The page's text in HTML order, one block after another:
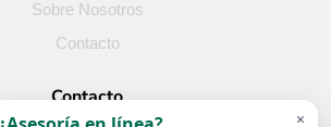
×
Sobre Nosotros
Contacto
Contacto